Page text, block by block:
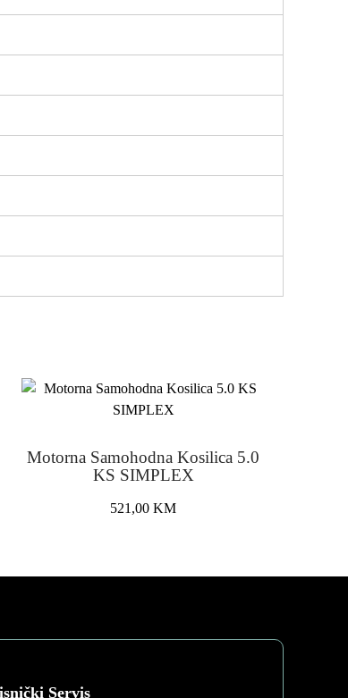
Motorna Samohodna Kosilica 5.0
KS SIMPLEX
521,00KM
Servis